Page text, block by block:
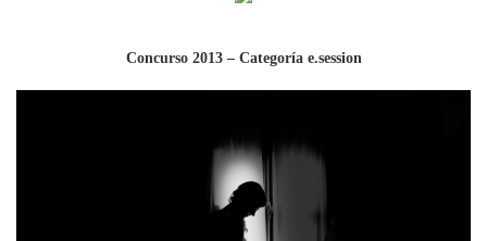
Concurso 2013 – Categoría e.session